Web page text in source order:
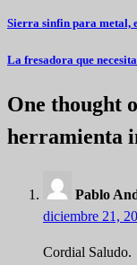
Navegación
de
entradas
Sierra sinfin para metal,
La fresadora que
One thought
herramienta
Pablo
diciembre 21,
Cordial Saludo.